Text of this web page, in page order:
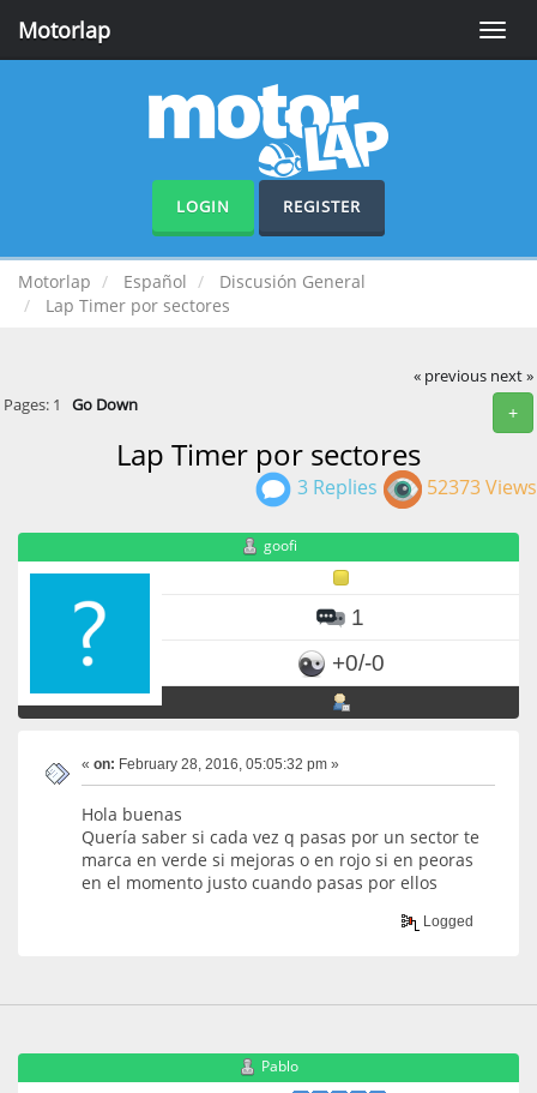
Toggle
Motorlap
LOGIN REGISTER
Motorlap Español
Discusión General
Lap Timer por sectores
« previous next »
+
Pages: 1 Go Down
Lap Timer por sectores
3 Replies 52373 Views
goofi
1
+0/-0
« on: February 28, 2016, 05:05:32 pm »
Hola buenas
Quería saber si cada vez q pasas por un sector te
marca en verde si mejoras o en rojo si en peoras
en el momento justo cuando pasas por ellos
Logged
Pablo